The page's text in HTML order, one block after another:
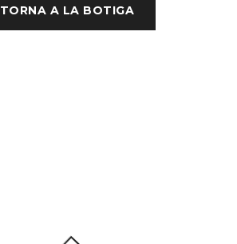
TORNA A LA BOTIGA